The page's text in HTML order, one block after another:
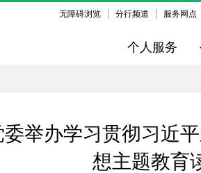
无障碍浏览 分行频道 服务网点
个人服务
举办学习贯彻习近
想主题教育